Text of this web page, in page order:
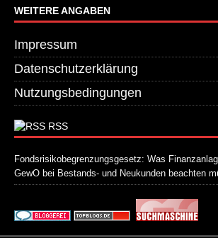
WEITERE ANGABEN
Impressum
Datenschutzerklärung
Nutzungsbedingungen
RSS
Fondsrisikobegrenzungsgesetz: Was
GewO bei Bestands- und Neukunden beachten